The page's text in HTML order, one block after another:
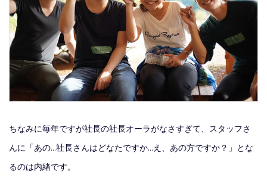
ちなみに毎年ですが社長の社長オーラがなさすぎて、スタッフさ
んに「あの…社長さんはどなたですか…え、あの方ですか？」とな
るのは内緒です。